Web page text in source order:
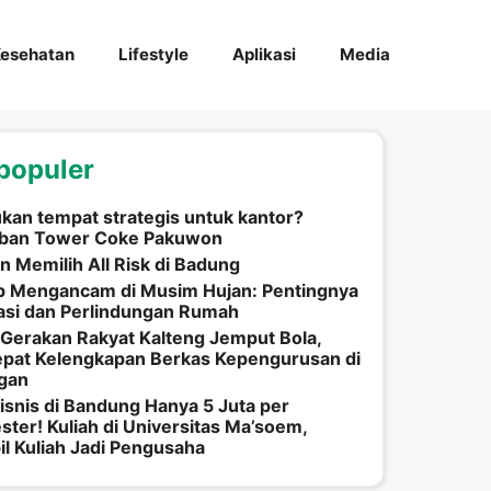
Lifestyle Aplikasi Media
tempat strategis untuk kantor?
Tower Coke Pakuwon
Memilih All Risk di Badung
Mengancam di Musim Hujan: Pentingnya
dan Perlindungan Rumah
Rakyat Kalteng Jemput Bola,
Kelengkapan Berkas Kepengurusan di
di Bandung Hanya 5 Juta per
Kuliah di Universitas Ma’soem,
Kuliah Jadi Pengusaha